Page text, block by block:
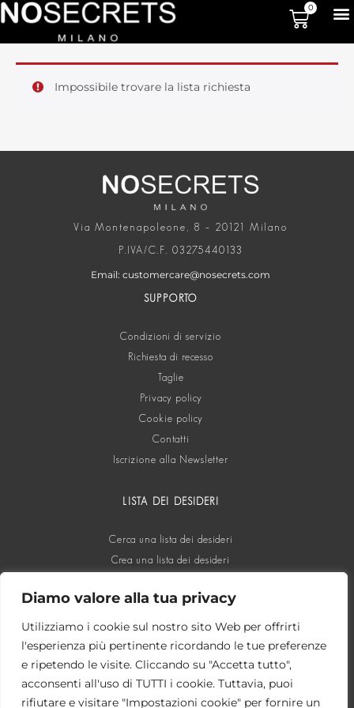
Diamo valore alla tua privacy
Utilizziamo i cookie sul nostro sito Web per offrirti
l'esperienza più pertinente ricordando le tue preferenze
e ripetendo le visite. Cliccando su "Accetta tutto",
acconsenti all'uso di TUTTI i cookie. Tuttavia, puoi
rifiutare e visitare "Impostazioni cookie" per fornire un
0
Impossibile trovare la lista richiesta
Via Montenapoleone, 8 – 20121 Milano
P.IVA/C.F. 03275440133
Email: customercare@nosecrets.com
SUPPORTO
Condizioni di servizio
Richiesta di recesso
Taglie
Privacy policy
Cookie policy
Contatti
Iscrizione alla Newsletter
LISTA DEI DESIDERI
Cerca una lista dei desideri
Crea una lista dei desideri
SOCIAL